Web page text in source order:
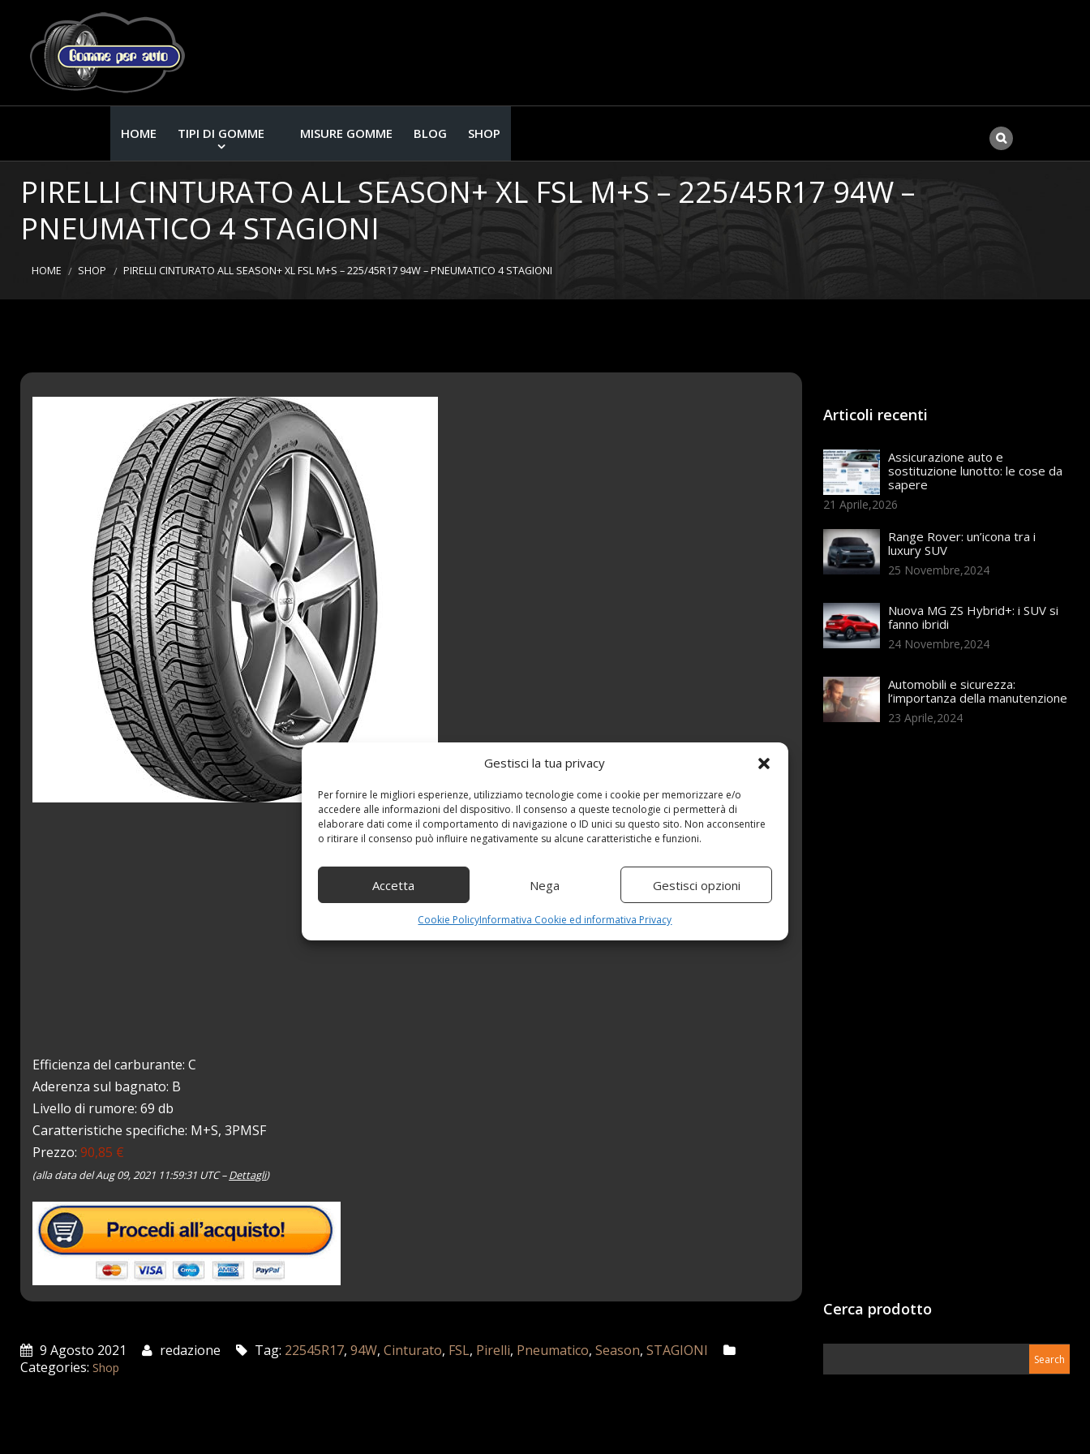
Gestisci la tua privacy
Per fornire le migliori esperienze, utilizziamo tecnologie come i cookie per memorizzare e/o
accedere alle informazioni del dispositivo. Il consenso a queste tecnologie ci permetterà di
elaborare dati come il comportamento di navigazione o ID unici su questo sito. Non acconsentire
o ritirare il consenso può influire negativamente su alcune caratteristiche e funzioni.
Accetta Nega Gestisci opzioni
Cookie PolicyInformativa Cookie ed informativa Privacy
HOME TIPI DI GOMME MISURE GOMME BLOG SHOP
PIRELLI CINTURATO ALL SEASON+ XL FSL M+S – 225/45R17 94W –
PNEUMATICO 4 STAGIONI
HOME SHOP PIRELLI CINTURATO ALL SEASON+ XL FSL M+S – 225/45R17 94W – PNEUMATICO 4 STAGIONI
Efficienza del carburante: C
Aderenza sul bagnato: B
Livello di rumore: 69 db
Caratteristiche specifiche: M+S, 3PMSF
Prezzo:90,85 €
(alla data del Aug 09, 2021 11:59:31 UTC –Dettagli)
9 Agosto 2021 redazione Tag: 22545R17,94W,Cinturato, FSL, Pirelli, Pneumatico,Season,STAGIONI
Categories: Shop
Articoli recenti
Assicurazione auto e
sostituzione lunotto: le cose da
sapere
21 Aprile,2026
Range Rover: un’icona tra i
luxury SUV
25 Novembre,2024
Nuova MG ZS Hybrid+: i SUV si
fanno ibridi
24 Novembre,2024
Automobili e sicurezza:
l’importanza della manutenzione
23 Aprile,2024
Cerca prodotto